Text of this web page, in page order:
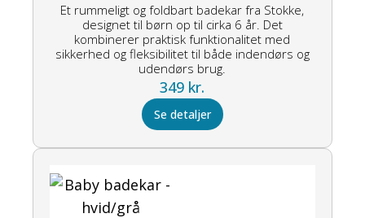
Et rummeligt og foldbart badekar fra Stokke,
designet til børn op til cirka 6 år. Det
kombinerer praktisk funktionalitet med
sikkerhed og fleksibilitet til både indendørs og
udendørs brug.
349 kr.
Se detaljer